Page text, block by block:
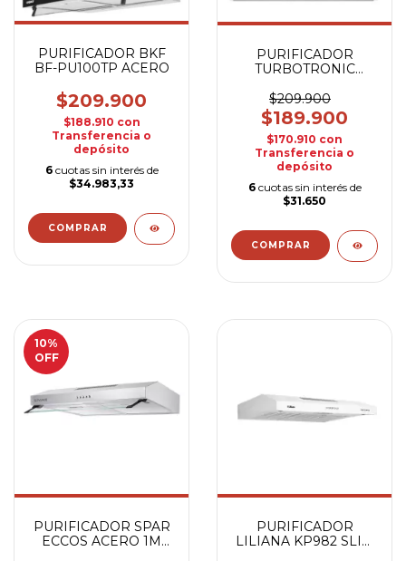
PURIFICADOR BKF
BF-PU100TP ACERO
$209.900
$188.910 con
Transferencia o
depósito
6 cuotas sin interés de
$34.983,33
PURIFICADOR
TURBOTRONIC
$209.900
$189.900
$170.910 con
Transferencia o
depósito
6 cuotas sin interés de
$31.650
10%
OFF
PURIFICADOR SPAR
ECCOS ACERO 1M
PURIFICADOR
LILIANA KP982 SLIM